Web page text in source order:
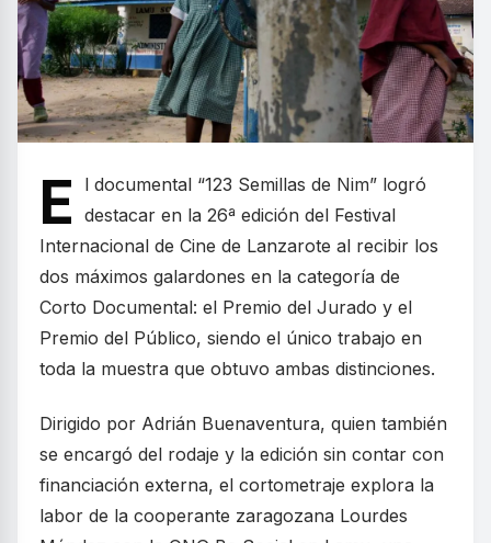
E
l documental “123 Semillas de Nim” logró
destacar en la 26ª edición del Festival
Internacional de Cine de Lanzarote al recibir los
dos máximos galardones en la categoría de
Corto Documental: el Premio del Jurado y el
Premio del Público, siendo el único trabajo en
toda la muestra que obtuvo ambas distinciones.
Dirigido por Adrián Buenaventura, quien también
se encargó del rodaje y la edición sin contar con
financiación externa, el cortometraje explora la
labor de la cooperante zaragozana Lourdes